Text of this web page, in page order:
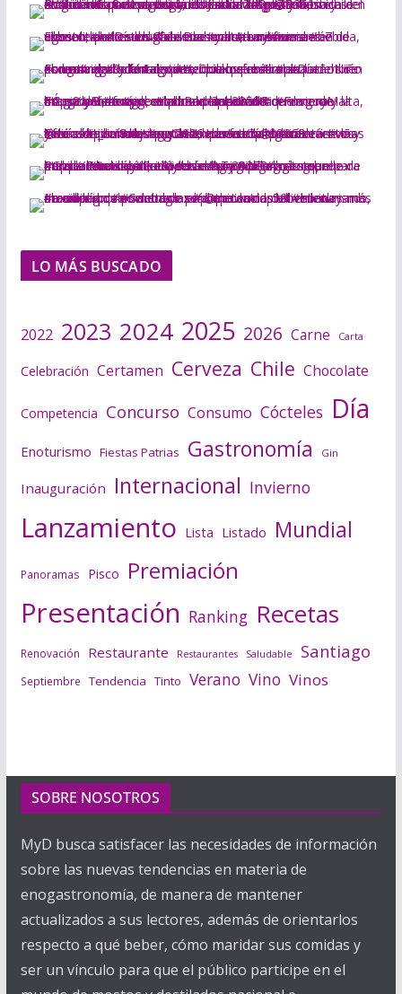
LO MÁS BUSCADO
2022 2023 2024 2025 2026 Carne Carta
Celebración Certamen Cerveza Chile Chocolate
Competencia Concurso Consumo Cócteles Día
Enoturismo Fiestas Patrias Gastronomía Gin
Inauguración Internacional Invierno
Lanzamiento Lista Listado Mundial
Panoramas Pisco Premiación
Presentación Ranking Recetas
Renovación Restaurante Restaurantes Saludable Santiago
Septiembre Tendencia Tinto Verano Vino Vinos
SOBRE NOSOTROS
MyD busca satisfacer las necesidades de información
sobre las nuevas tendencias en materia de
enogastronomía, de manera de mantener
actualizados a sus lectores, además de orientarlos
respecto a qué beber, cómo maridar sus comidas y
ser un vínculo para que el público participe en el